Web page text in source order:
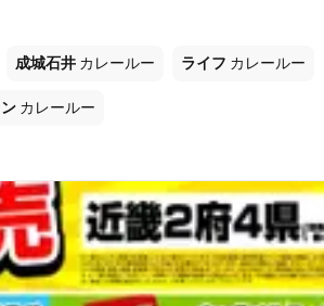
成城石井 カレールー ライフ カレールー
カレールー